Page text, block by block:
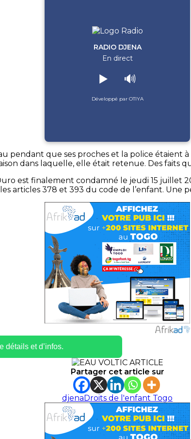
RADIO DJENA
En direct
▶️ 🔊
Développé par OTIYA
que ses proches et la police étaient à
dans laquelle, elle était retenue. Des faits
est finalement condamné le jeudi 15 juillet
articles 378 et 393 du code de l’enfant.
détails et d’infos.
Partager cet article sur
djenaDroits de l'enfant Togo